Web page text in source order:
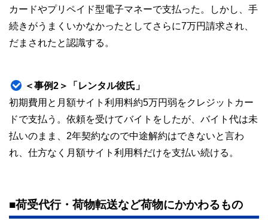
カードやプリペイド型電子マネーで支払った。しかし、手
続きがうまくいかなかったとしてさらに7万円請求され、
だまされたと認識する。
＜事例2＞「レンタル彼氏」
初期費用と月額サイト利用料約5万円弱をクレジットカー
ドで支払う。依頼を受けてバイトをしたが、バイト代は未
払いのまま、2年契約なので中途解約はできないと言わ
れ、仕方なく月額サイト利用料だけを支払い続ける。
■荷受代行・荷物転送など荷物にかかわるもの